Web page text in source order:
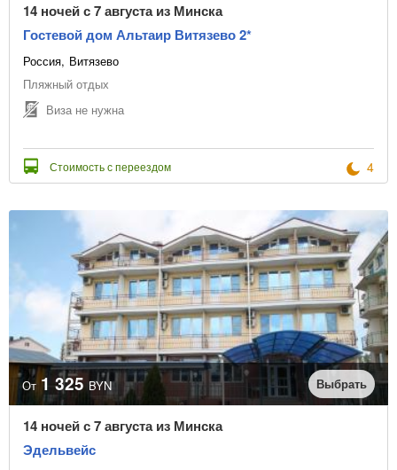
14 ночей с 7 августа из Минска
Гостевой дом Альтаир Витязево 2*
Россия Витязево
Пляжный отдых
Виза не нужна
Стоимость с переездом 4
От 1 325 BYN Выбрать
14 ночей с 7 августа из Минска
Эдельвейс